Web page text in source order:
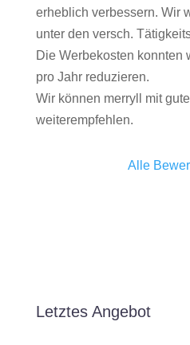
erheblich verbessern. Wir
unter den versch.
Die Werbekosten konnten
pro Jahr reduzieren.
Wir können merryll mit
weiterempfehlen.
Alle
Letztes Angebot